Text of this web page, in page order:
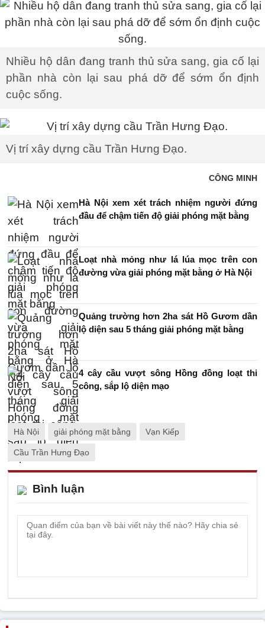
Nhiều hộ dân đang tranh thủ sửa sang, gia cố lại
phần nhà còn lại sau phá dỡ để sớm ổn định
cuộc sống.
Vị trí xây dựng cầu Trần Hưng Đạo.
CÔNG MINH
Hà Nội xem xét trách nhiệm người đứng
đầu để chậm tiến độ giải phóng mặt bằng
Loạt nhà mỏng như lá lúa mọc trên con
đường vừa giải phóng mặt bằng ở Hà Nội
Quảng trường hơn 2ha sát Hồ Gươm dần
lộ diện sau 5 tháng giải phóng mặt bằng
4 cây cầu vượt sông Hồng đồng loạt thi
công, sắp lộ diện mạo
Hà Nội giải phóng mặt bằng Vạn Kiếp
Cầu Trần Hưng Đạo
Bình luận